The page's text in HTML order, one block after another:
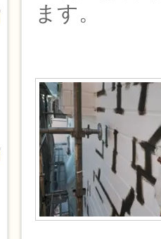
ます。